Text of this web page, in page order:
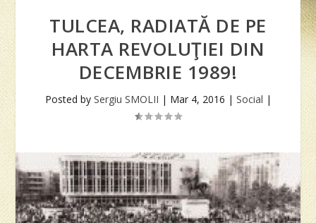
TULCEA, RADIATĂ DE PE
HARTA REVOLUŢIEI DIN
DECEMBRIE 1989!
Posted by Sergiu SMOLII | Mar 4, 2016 | Social |